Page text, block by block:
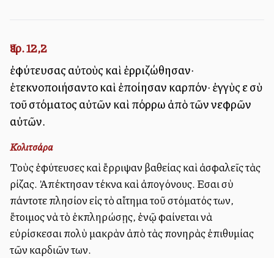
Ἰερ. 12,2
ἐφύτευσας αὐτοὺς καὶ ἐρριζώθησαν·
ἐτεκνοποιήσαντο καὶ ἐποίησαν καρπόν· ἐγγὺς εἶ σὺ
τοῦ στόματος αὐτῶν καὶ πόρρω ἀπὸ τῶν νεφρῶν
αὐτῶν.
Κολιτσάρα
Τοὺς ἐφύτευσες καὶ ἔρριψαν βαθείας καὶ ἀσφαλεῖς τὰς
ρίζας. Ἀπέκτησαν τέκνα καὶ ἀπογόνους. Εἶσαι σὺ
πάντοτε πλησίον εἰς τὸ αἴτημα τοῦ στόματός των,
ἕτοιμος νὰ τὸ ἐκπληρώσῃς, ἐνῷ φαίνεται νὰ
εὑρίσκεσαι πολὺ μακρὰν ἀπὸ τὰς πονηρὰς ἐπιθυμίας
τῶν καρδιῶν των.